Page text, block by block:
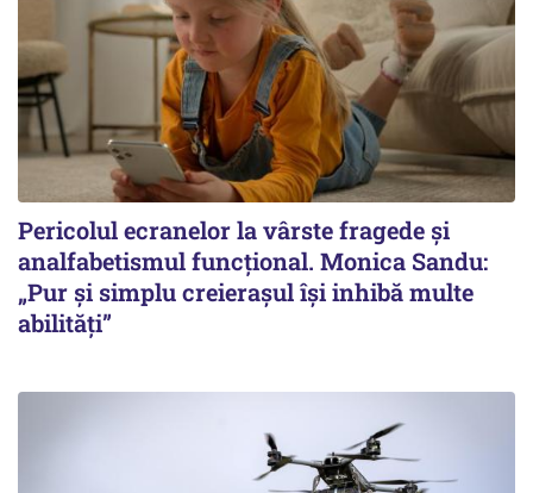
Pericolul ecranelor la vârste fragede și
analfabetismul funcțional. Monica Sandu:
„Pur și simplu creierașul își inhibă multe
abilități”